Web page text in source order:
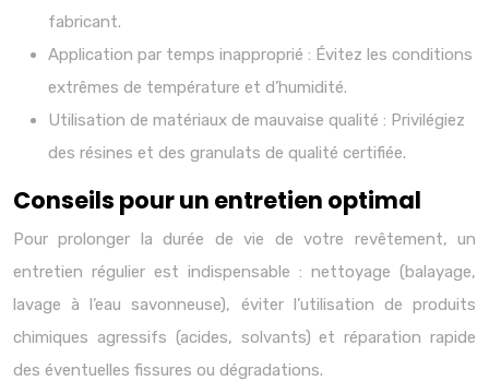
fabricant.
Application par temps inapproprié : Évitez les conditions
extrêmes de température et d’humidité.
Utilisation de matériaux de mauvaise qualité : Privilégiez
des résines et des granulats de qualité certifiée.
Conseils pour un entretien optimal
Pour prolonger la durée de vie de votre revêtement, un
entretien régulier est indispensable : nettoyage (balayage,
lavage à l’eau savonneuse), éviter l’utilisation de produits
chimiques agressifs (acides, solvants) et réparation rapide
des éventuelles fissures ou dégradations.